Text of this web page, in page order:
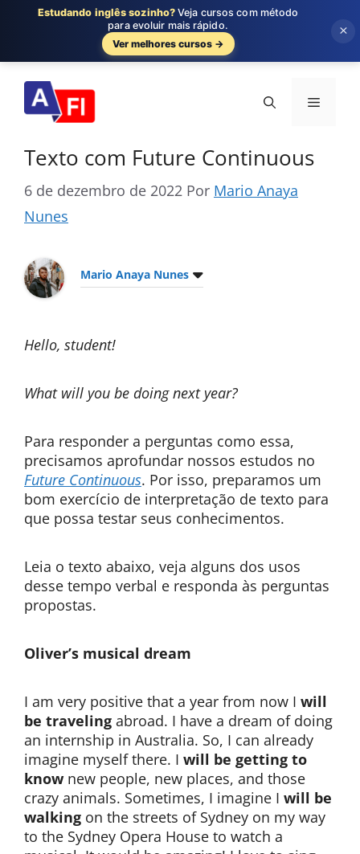
para
conteúdo
Menu
Texto com Future Continuous
6 de dezembro de 2022 Por Mario Anaya
Nunes
Mario Anaya Nunes
Hello, student!
What will you be doing next year?
Para responder a perguntas como essa,
precisamos aprofundar nossos estudos no
Future Continuous. Por isso, preparamos um
bom exercício de interpretação de texto para
que possa testar seus conhecimentos.
Leia o texto abaixo, veja alguns dos usos
desse tempo verbal e responda às perguntas
propostas.
Oliver’s musical dream
I am very positive that a year from now I will
be traveling abroad. I have a dream of doing
an internship in Australia. So, I can already
imagine myself there. I will be getting to
know new people, new places, and those
crazy animals. Sometimes, I imagine I will be
walking on the streets of Sydney on my way
to the Sydney Opera House to watch a
Estudando inglês sozinho? Veja cursos com método
para evoluir mais rápido.
Ver melhores cursos →
×